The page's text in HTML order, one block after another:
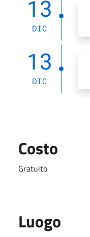
13
DIC
13
DIC
Costo
Gratuito
Luogo